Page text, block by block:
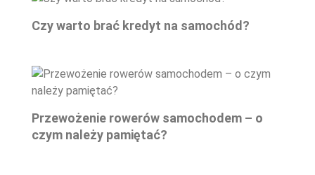
Czy warto brać kredyt na samochód?
Przewożenie rowerów samochodem – o
czym należy pamiętać?